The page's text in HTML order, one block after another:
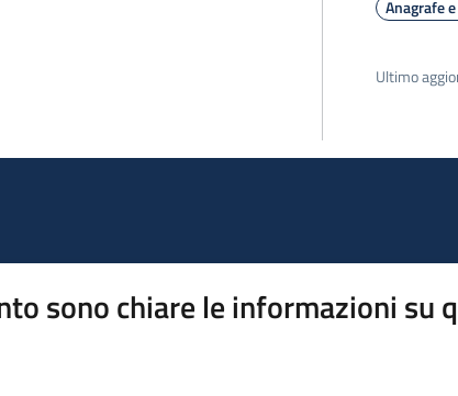
Anagrafe
Ultimo
sono chiare le informazioni su